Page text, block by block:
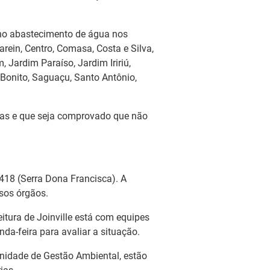
abastecimento de água nos
Centro, Comasa, Costa e Silva,
Jardim Paraíso, Jardim Iririú,
Saguaçu, Santo Antônio,
e que seja comprovado que não
(Serra Dona Francisca). A
órgãos.
de Joinville está com equipes
feira para avaliar a situação.
de Gestão Ambiental, estão